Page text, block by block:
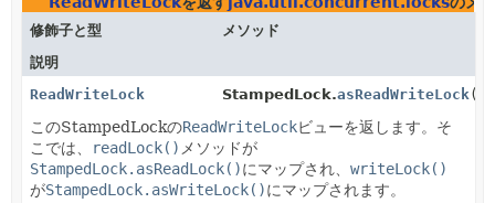
修飾子と型
メソッド
説明
ReadWriteLock
StampedLock.asReadWriteLock()
このStampedLockのReadWriteLockビューを返します。そ
こでは、
readLock() メソッドが
StampedLock.asReadLock()にマップされ、 writeLock()
がStampedLock.asWriteLock()にマップされます。